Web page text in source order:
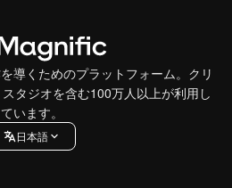
導くためのプラットフォーム。クリ
タジオを含む100万人以上が利用し
ています。
日本語